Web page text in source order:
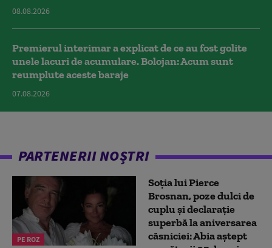
08.08.2026
Premierul interimar a explicat de ce au fost golite
unele lacuri de acumulare. Bolojan: Acum sunt
reumplute aceste baraje
07.08.2026
PARTENERII NOȘTRI
PE ROZ
Soția lui Pierce
Brosnan, poze dulci de
cuplu și declarație
superbă la aniversarea
căsniciei: Abia aștept